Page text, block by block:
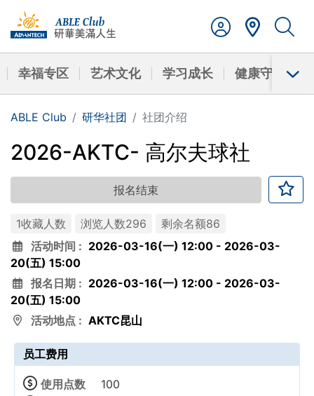
幸福专区 艺术文化 学习成长 健康守护
ABLE Club 研华社团 社团介绍
2026-AKTC- 高尔夫球社
报名结束
1收藏人数 浏览人数296
剩余名额86
活动时间 : 2026-03-16(一) 12:00 - 2026-03-
20(五) 15:00
报名日期 : 2026-03-16(一) 12:00 - 2026-03-
20(五) 15:00
活动地点 : AKTC昆山
员工费用
使用点数
100